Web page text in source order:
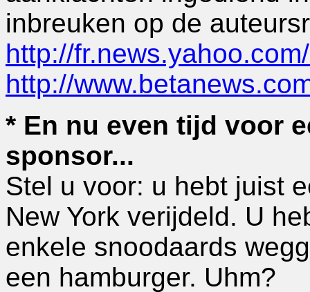
inbreuken op de
http://
http://
* En nu even tijd voor
sponsor...
Stel u voor: u hebt juist
New York verijdeld. U
enkele snoodaards
een hamburger. Uhm?